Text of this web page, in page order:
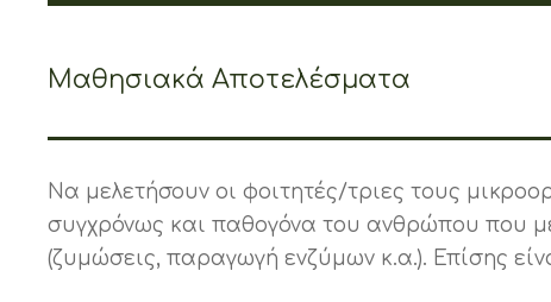
Μαθησιακά Αποτελέσματα
Να μελετήσουν οι φοιτητές/τριες τους
συγχρόνως και παθογόνα του ανθρώπου που
(ζυμώσεις, παραγωγή ενζύμων κ.α.). Επίσης